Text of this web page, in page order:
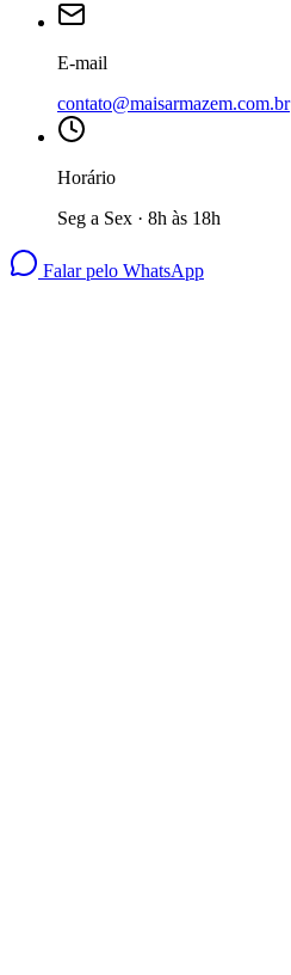
E-mail
contato@maisarmazem.com.br
Horário
Seg a Sex · 8h às 18h
Falar pelo WhatsApp